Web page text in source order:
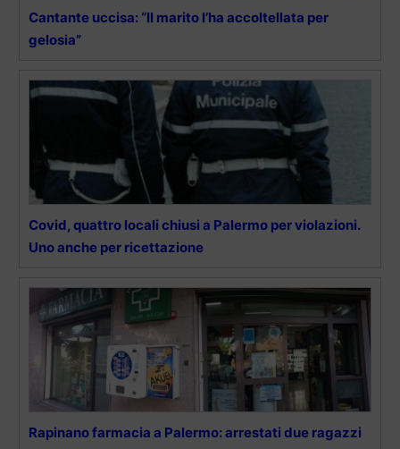
Cantante uccisa: “Il marito l’ha accoltellata per
gelosia”
Covid, quattro locali chiusi a Palermo per violazioni.
Uno anche per ricettazione
Rapinano farmacia a Palermo: arrestati due ragazzi